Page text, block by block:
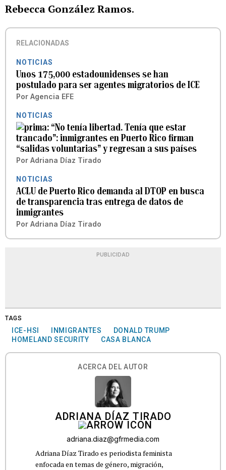
Rebecca González Ramos.
RELACIONADAS
NOTICIAS
Unos 175,000 estadounidenses se han
postulado para ser agentes migratorios de ICE
Por Agencia EFE
NOTICIAS
“No tenía libertad. Tenía que estar
trancado”: inmigrantes en Puerto Rico firman
“salidas voluntarias” y regresan a sus países
Por Adriana Díaz Tirado
NOTICIAS
ACLU de Puerto Rico demanda al DTOP en busca
de transparencia tras entrega de datos de
inmigrantes
Por Adriana Díaz Tirado
PUBLICIDAD
TAGS
ICE-HSI INMIGRANTES
DONALD TRUMP
HOMELAND SECURITY
CASA BLANCA
ACERCA DEL AUTOR
ADRIANA DÍAZ TIRADO
adriana.diaz@gfrmedia.com
Adriana Díaz Tirado es periodista feminista
enfocada en temas de género, migración,